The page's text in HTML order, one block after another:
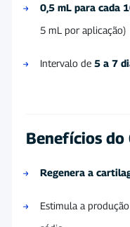
0,5 mL para cada
5 mL por aplicação)
Intervalo de 5 a 7
Benefícios
Regenera a
Estimula a